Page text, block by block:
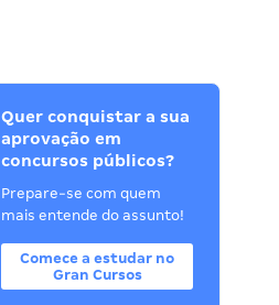
Quer conquistar a sua
aprovação em
concursos públicos?
Prepare-se com quem
mais entende do assunto!
Comece a estudar no
Gran Cursos